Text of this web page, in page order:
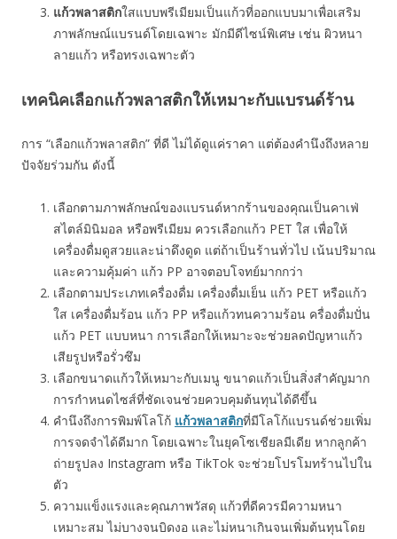
แก้วพลาสติกใสแบบพรีเมียมเป็นแก้วที่ออกแบบมาเพื่อเสริม
ภาพลักษณ์แบรนด์โดยเฉพาะ มักมีดีไซน์พิเศษ เช่น ผิวหนา
ลายแก้ว หรือทรงเฉพาะตัว
เทคนิคเลือกแก้วพลาสติกให้เหมาะกับแบรนด์ร้าน
การ “เลือกแก้วพลาสติก” ที่ดี ไม่ได้ดูแค่ราคา แต่ต้องคำนึงถึงหลาย
ปัจจัยร่วมกัน ดังนี้
เลือกตามภาพลักษณ์ของแบรนด์หากร้านของคุณเป็นคาเฟ่
สไตล์มินิมอล หรือพรีเมียม ควรเลือกแก้ว PET ใส เพื่อให้
เครื่องดื่มดูสวยและน่าดึงดูด แต่ถ้าเป็นร้านทั่วไป เน้นปริมาณ
และความคุ้มค่า แก้ว PP อาจตอบโจทย์มากกว่า
เลือกตามประเภทเครื่องดื่ม เครื่องดื่มเย็น แก้ว PET หรือแก้ว
ใส เครื่องดื่มร้อน แก้ว PP หรือแก้วทนความร้อน ครื่องดื่มปั่น
แก้ว PET แบบหนา การเลือกให้เหมาะจะช่วยลดปัญหาแก้ว
เสียรูปหรือรั่วซึม
เลือกขนาดแก้วให้เหมาะกับเมนู ขนาดแก้วเป็นสิ่งสำคัญมาก
การกำหนดไซส์ที่ชัดเจนช่วยควบคุมต้นทุนได้ดีขึ้น
คำนึงถึงการพิมพ์โลโก้ แก้วพลาสติกที่มีโลโก้แบรนด์ช่วยเพิ่ม
การจดจำได้ดีมาก โดยเฉพาะในยุคโซเชียลมีเดีย หากลูกค้า
ถ่ายรูปลง Instagram หรือ TikTok จะช่วยโปรโมทร้านไปใน
ตัว
ความแข็งแรงและคุณภาพวัสดุ แก้วที่ดีควรมีความหนา
เหมาะสม ไม่บางจนบิดงอ และไม่หนาเกินจนเพิ่มต้นทุนโดย